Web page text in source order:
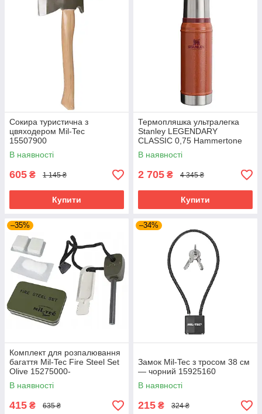
Сокира туристична з
цвяходером Mil-Tec
15507900
В наявності
605 ₴ 1 145 ₴
Купити
Термопляшка ультралегка
Stanley LEGENDARY
CLASSIC 0,75 Hammertone
Clay 10-01612-065
В наявності
2 705 ₴ 4 345 ₴
Купити
–35%
Комплект для розпалювання
багаття Mil-Tec Fire Steel Set
Olive 15275000-
В наявності
415 ₴ 635 ₴
–34%
Замок Mil-Tec з тросом 38 см
— чорний 15925160
В наявності
215 ₴ 324 ₴